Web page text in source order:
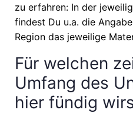
zu erfahren: In der
findest Du u.a. die
Region das jeweilige
Für welchen
Umfang des
hier fündig